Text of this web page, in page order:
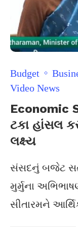
Budget
Video News
Economic
ટકા હાંસલ
લક્ષ્ય
સંસદનું બજેટ
મુર્મુના
સીતારમને